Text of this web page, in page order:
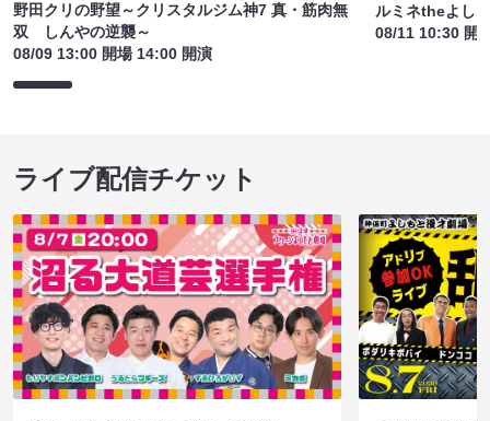
野田クリの野望～クリスタルジム神7 真・筋肉無
双 しんやの逆襲～
08/09 13:00 開場 14:00 開演
ルミネtheよし
08/11 10:30 開
ライブ配信チケット